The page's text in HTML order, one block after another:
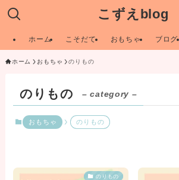
こずえblog
ホーム こそだて おもちゃ ブログ
ホーム おもちゃ のりもの
のりもの – category –
おもちゃ のりもの
のりもの